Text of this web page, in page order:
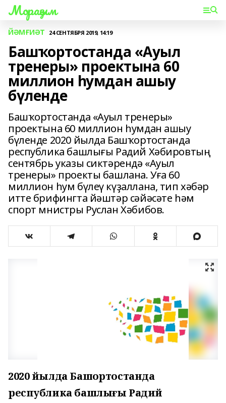
Мораҙым
ЙӘМҒИӘТ 24 СЕНТЯБРЯ 2019, 14:19
Башҡортостанда «Ауыл
тренеры» проектына 60
миллион һумдан ашыу
бүленде
Башҡортостанда «Ауыл тренеры»
проектына 60 миллион һумдан ашыу
бүленде 2020 йылда Башҡортостанда
республика башлығы Радий Хәбировтың
сентябрь указы сиктәрендә «Ауыл
тренеры» проекты башлана. Уға 60
миллион һум бүлеү күҙаллана, тип хәбәр
итте брифингта йәштәр сәйәсәте һәм
спорт мнистры Руслан Хәбибов.
2020 йылда Башҡортостанда
республика башлығы Радий